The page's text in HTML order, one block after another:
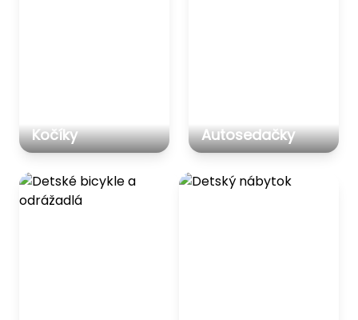
Kočíky Autosedačky